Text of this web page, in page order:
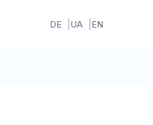
DE UA EN